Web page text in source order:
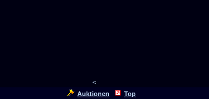
<
Auktionen Top